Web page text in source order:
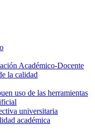
Académico-Docente
la calidad
uso de las herramientas
universitaria
académica